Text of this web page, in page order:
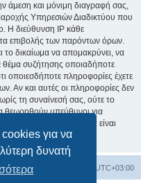
cookies για να
δυνατή
άμεση και μόνιμη διαγραφή σας,
Υπηρεσιών Διαδικτύου που
Η διεύθυνση IP κάθε
επιβολής των παρόντων όρων.
το δικαίωμα να απομακρύνει, να
θέμα συζήτησης οποιαδήποτε
οποιεσδήποτε πληροφορίες έχετε
Αν και αυτές οι πληροφορίες δεν
τη συναίνεσή σας, ούτε το
θεωρηθούν υπεύθυνοι για
ή παραβίασης η οποία είναι
δεδομένων.
Όλοι οι χρόνοι είναι UTC+03:00